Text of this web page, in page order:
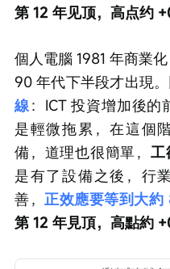
第 12 年见顶，高点约
個人電腦 1981 年商業
90 年代下半段才出現
線：ICT 投資增加後的
是輕微拖累，在這個
備，道理也很簡單， 工
是有了設備之後，行
善，正效應要等到大
第 12 年見頂，高點約